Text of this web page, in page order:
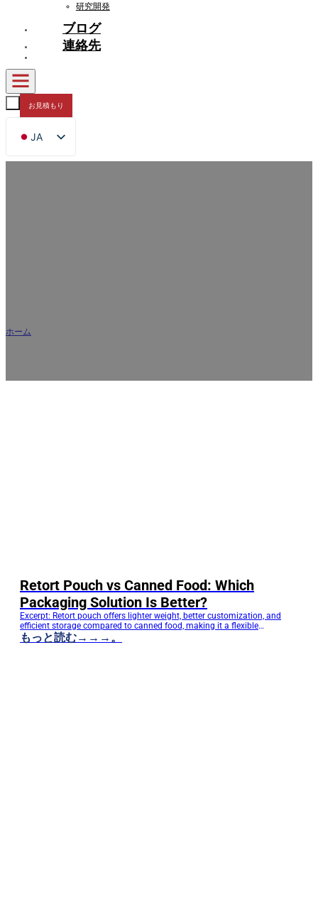
研究開発
ブログ
連絡先
お見積もり
JA
EN
ホーム
Retort Pouch vs Canned Food: Which
Packaging Solution Is Better?
Excerpt: Retort pouch offers lighter weight, better customization, and
efficient storage compared to canned food, making it a flexible
packaging choice for modern food brands. Retort Pouch vs Canned
Food: How Should Food Brands Choose the Most Suitable Packaging
もっと読む→→→。